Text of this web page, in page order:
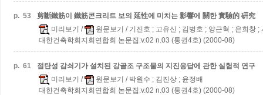
p. 53
剪斷鐵筋이 鐵筋콘크리트 보의 延性에 미치는 影響에 關한 實驗的 硏究
미리보기 / 원문보기 / 기진호 ; 고유신 ; 김병호 ; 양근혁 ; 은희창 ;
대한건축학회지회연합회 논문집:v.02 n.03 (통권4호) (2000-08)
p. 61
점탄성 감쇠기가 설치된 강골조 구조물의 지진응답에 관한 실험적 연구
미리보기 / 원문보기 / 박원수 ; 김진상 ; 윤정배
대한건축학회지회연합회 논문집:v.02 n.03 (통권4호) (2000-08)